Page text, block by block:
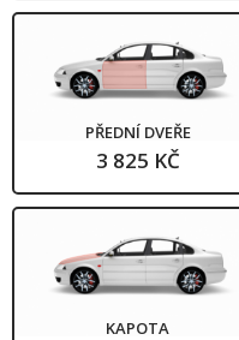
PŘEDNÍ DVEŘE
3 825 KČ
KAPOTA